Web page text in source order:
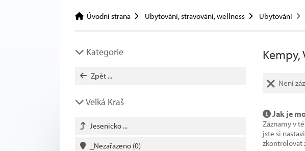
Úvodní strana Ubytování, stravování, wellness Ubytování
Kategorie
Zpět ...
Velká Kraš
Jesenicko ...
_Nezařazeno (0)
Kempy,
Není
Jak je
Záznamy v
jste si
zkontrolovat